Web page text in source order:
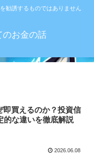
勧誘するものではありません
のお金の話
即買えるのか？投資信
的な違いを徹底解説
2026.06.08